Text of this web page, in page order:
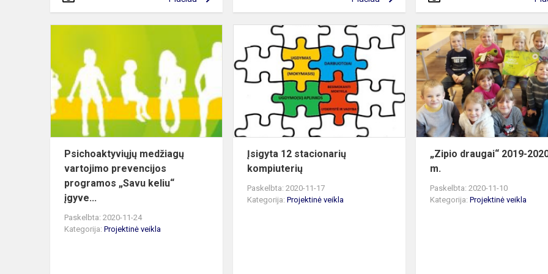
Psichoaktyviųjų
medžiagų
vartojimo
prevencijos
Psichoaktyviųjų medžiagų
vartojimo prevencijos
programos „Savu keliu“
įgyve...
Paskelbta: 2020-11-24
Kategorija: Projektinė veikla
Įsigyta
stacionarių
kompiuterių
Įsigyta 12 stacionarių
kompiuterių
Paskelbta: 2020-11-17
Kategorija:Projektinė veikla
„Zipio draugai“ 2019-
m.
Paskelbta: 2020-11-10
Kategorija:Projektinė veikla